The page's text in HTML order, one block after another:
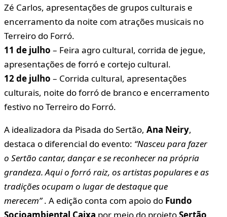
Zé Carlos, apresentações de grupos culturais e
encerramento da noite com atrações musicais no
Terreiro do Forró.
11 de julho – Feira agro cultural, corrida de jegue,
apresentações de forró e cortejo cultural.
12 de julho – Corrida cultural, apresentações
culturais, noite do forró de branco e encerramento
festivo no Terreiro do Forró.
A idealizadora da Pisada do Sertão, Ana Neiry,
destaca o diferencial do evento: “Nasceu para fazer
o Sertão cantar, dançar e se reconhecer na própria
grandeza. Aqui o forró raiz, os artistas populares e as
tradições ocupam o lugar de destaque que
merecem”. A edição conta com apoio do Fundo